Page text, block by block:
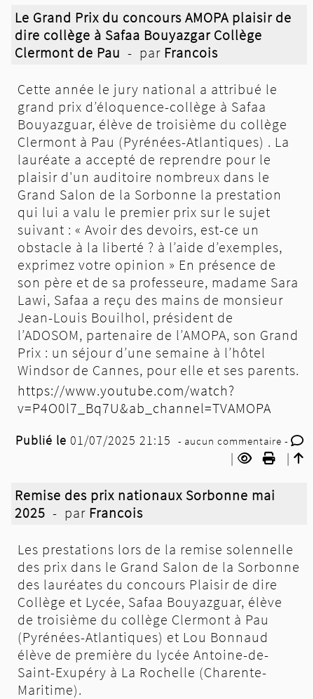
Le Grand Prix du concours AMOPA plaisir de
dire collège à Safaa Bouyazgar Collège
Clermont de Pau - par Francois
Cette année le jury national a attribué le
grand prix d’éloquence-collège à Safaa
Bouyazguar, élève de troisième du collège
Clermont à Pau (Pyrénées-Atlantiques) . La
lauréate a accepté de reprendre pour le
plaisir d'un auditoire nombreux dans le
Grand Salon de la Sorbonne la prestation
qui lui a valu le premier prix sur le sujet
suivant : « Avoir des devoirs, est-ce un
obstacle à la liberté ? à l’aide d’exemples,
exprimez votre opinion » En présence de
son père et de sa professeure, madame Sara
Lawi, Safaa a reçu des mains de monsieur
Jean-Louis Bouilhol, président de
l’ADOSOM, partenaire de l’AMOPA, son Grand
Prix : un séjour d’une semaine à l’hôtel
Windsor de Cannes, pour elle et ses parents.
https://www.youtube.com/watch?
v=P4O0l7_Bq7U&ab_channel=TVAMOPA
Publié le 01/07/2025 21:15 - aucun commentaire -
| |
Remise des prix nationaux Sorbonne mai
2025 - par Francois
Les prestations lors de la remise solennelle
des prix dans le Grand Salon de la Sorbonne
des lauréates du concours Plaisir de dire
Collège et Lycée, Safaa Bouyazguar, élève
de troisième du collège Clermont à Pau
(Pyrénées-Atlantiques) et Lou Bonnaud
élève de première du lycée Antoine-de-
Saint-Exupéry à La Rochelle (Charente-
Maritime).